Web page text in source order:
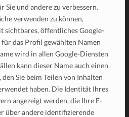
Sie und andere zu verbessern.
verwenden zu können,
sichtbares, öffentliches Google-
das Profil gewählten Namen
wird in allen Google-Diensten
kann dieser Name auch einen
Sie beim Teilen von Inhalten
haben. Die Identität Ihres
angezeigt werden, die Ihre E-
über andere identifizierende